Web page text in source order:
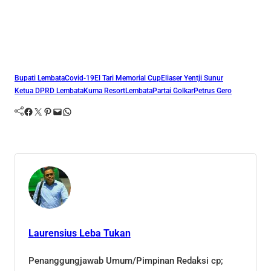
Bupati LembataCovid-19El Tari Memorial CupEliaser Yentji Sunur
Ketua DPRD LembataKuma ResortLembataPartai GolkarPetrus Gero
Facebook Twitter Pinterest Mail WhatsApp
Laurensius Leba Tukan
Penanggungjawab Umum/Pimpinan Redaksi cp;